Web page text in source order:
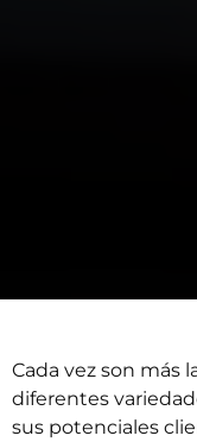
Cada vez son más
diferentes
sus potenciales